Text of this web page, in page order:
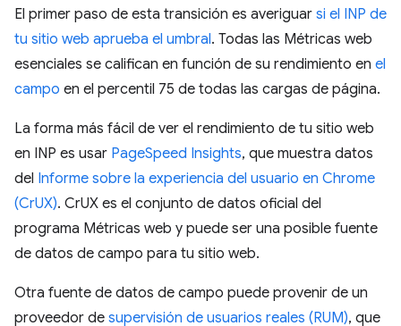
El primer paso de esta transición es averiguar si el INP de
tu sitio web aprueba el umbral. Todas las Métricas web
esenciales se califican en función de su rendimiento en el
campo en el percentil 75 de todas las cargas de página.
La forma más fácil de ver el rendimiento de tu sitio web
en INP es usar PageSpeed Insights, que muestra datos
del Informe sobre la experiencia del usuario en Chrome
(CrUX). CrUX es el conjunto de datos oficial del
programa Métricas web y puede ser una posible fuente
de datos de campo para tu sitio web.
Otra fuente de datos de campo puede provenir de un
proveedor de supervisión de usuarios reales (RUM), que